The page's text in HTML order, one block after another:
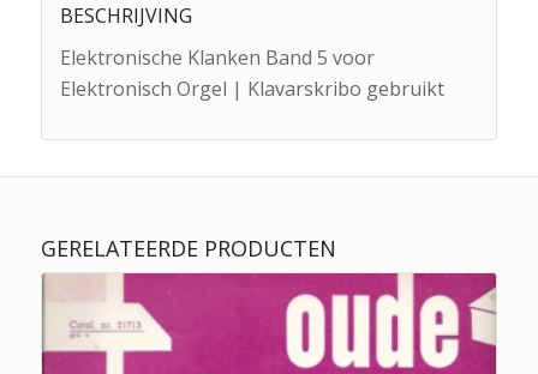
BESCHRIJVING
Elektronische Klanken Band 5 voor
Elektronisch Orgel | Klavarskribo gebruikt
GERELATEERDE PRODUCTEN